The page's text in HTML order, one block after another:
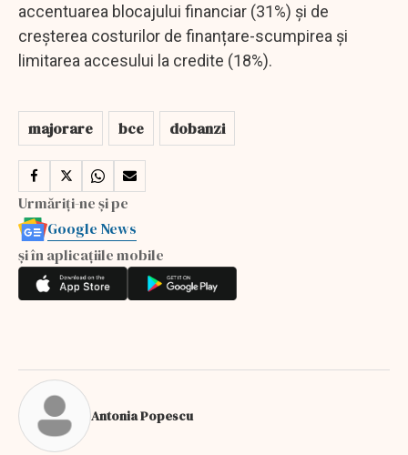
accentuarea blocajului financiar (31%) şi de
creşterea costurilor de finanțare-scumpirea și
limitarea accesului la credite (18%).
majorare bce dobanzi
Urmăriți-ne și pe
Google News
și în aplicațiile mobile
Antonia Popescu